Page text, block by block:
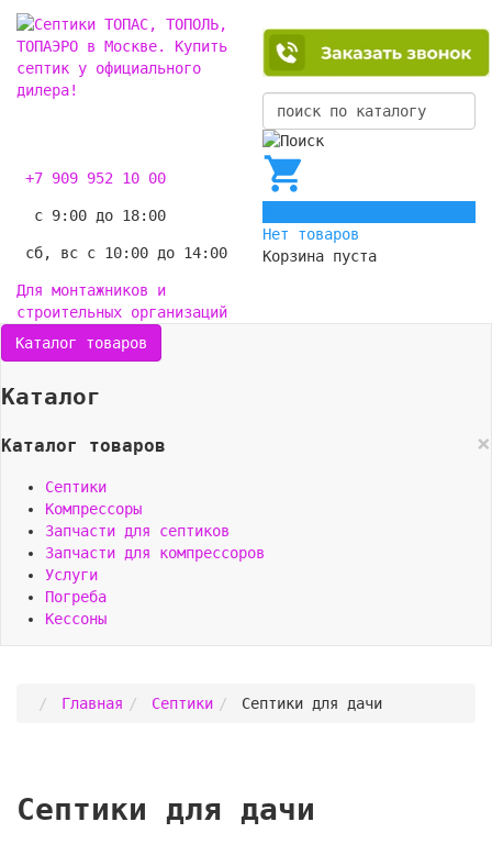
+7 909 952 10 00
с 9:00 до 18:00
сб, вс с 10:00 до 14:00
Для монтажников и
строительных организаций
Нет товаров
Корзина пуста
Каталог товаров
Каталог
×
Каталог товаров
Септики
Компрессоры
Запчасти для септиков
Запчасти для компрессоров
Услуги
Погреба
Кессоны
Главная Септики Септики для дачи
Септики для дачи